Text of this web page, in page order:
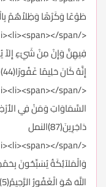
طَوْعًا وَكَرْهًا وَظِلاُهُمْ بِالْغُدُوِّ
فِيهِنَّ وَإِنْ مِنْ شَيْءٍ إِلاّ
إِنَّهُ كَانَ حَلِيمًا غَفُورًا(44)الإسراء
السَّمَاوَاتِ وَمَنْ فِي
دَاخِرِينَ(87)النمل
وَالْمَلآئِكَةُ يُسَبِّحُونَ
اللَّهَ هُوَ الْغَفُورُ الرَّحِيمُ(5)الشورى